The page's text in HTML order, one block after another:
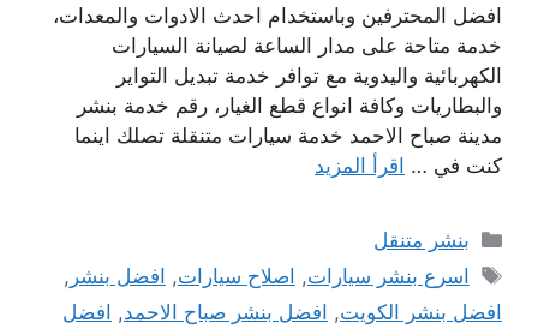
افضل المحترفين وباستخدام احدث الادوات والمعدات،
خدمة متاحة على مدار الساعة لصيانة السيارات
الكهربائية واليدوية مع توافر خدمة تبديل التواير
والبطاريات وكافة انواع قطع الغيار، رقم خدمة بنشر
مدينة صباح الاحمد خدمة سيارات متنقلة تصلك اينما
كنت في … اقرأ المزيد
التصنيفات
بنشر متنقل
الوسوم
اسرع بنشر سيارات, اصلاح سيارات, افضل بنشر ,
افضل بنشر الكويت, افضل بنشر صباح الاحمد, افضل